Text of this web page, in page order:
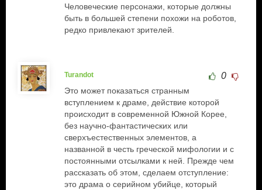
Человеческие персонажи, которые должны
быть в большей степени похожи на роботов,
редко привлекают зрителей.
Turandot 0
Это может показаться странным
вступлением к драме, действие которой
происходит в современной Южной Корее,
без научно-фантастических или
сверхъестественных элементов, а
названной в честь греческой мифологии и с
постоянными отсылками к ней. Прежде чем
рассказать об этом, сделаем отступление:
это драма о серийном убийце, который